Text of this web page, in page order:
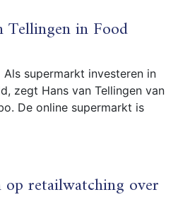
Tellingen in Food
supermarkt investeren in
zegt Hans van Tellingen van
De online supermarkt is
op retailwatching over